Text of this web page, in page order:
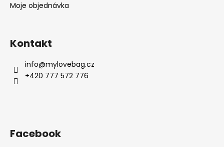
Moje objednávka
Kontakt
info@mylovebag.cz
+420 777 572 776
Facebook